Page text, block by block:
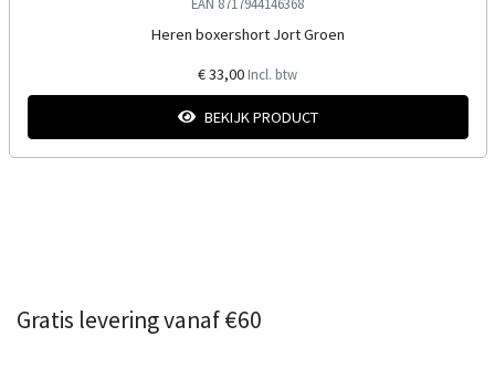
Heren boxershort Jort Groen
€ 33,00 Incl. btw
BEKIJK PRODUCT
Gratis levering vanaf €60